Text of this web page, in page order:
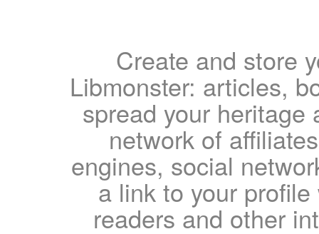
Create and store
Libmonster: articles,
spread your heritage
network of
engines, social
a link to your
readers and other